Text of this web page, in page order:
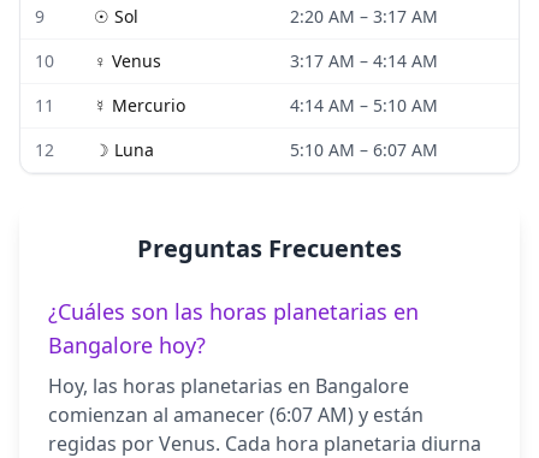
9 ☉ Sol 2:20 AM – 3:17 AM
10
♀ Venus 3:17 AM – 4:14 AM
11
☿ Mercurio 4:14 AM – 5:10 AM
12
☽ Luna 5:10 AM – 6:07 AM
Preguntas Frecuentes
¿Cuáles son las horas planetarias en
Bangalore hoy?
Hoy, las horas planetarias en Bangalore
comienzan al amanecer (6:07 AM) y están
regidas por Venus. Cada hora planetaria diurna